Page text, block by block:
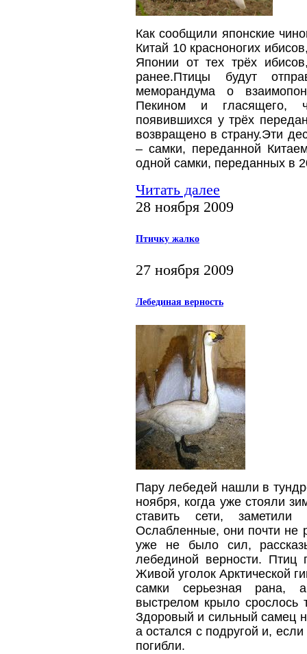
Как сообщили японские
Китай 10 красноногих
Японии от тех трёх
ранее.Птицы будут
меморандума о
Пекином и гласящего,
появившихся у трёх
возвращено в страну.Эти
– самки, переданной
одной самки, переданных в
Читать далее
28 ноября 2009
Птичку жалко
27 ноября 2009
Лебединая верность
Пару лебедей нашли в
ноября, когда уже стояли
ставить сети,
Ослабленные, они почти не
уже не было сил,
лебединой верности. Птиц
Живой уголок Арктической
самки серьезная рана,
выстрелом крыло срослось
Здоровый и сильный самец
а остался с подругой и,
погибли.